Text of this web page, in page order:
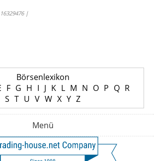
|
Börsenlexikon
F G H I J K L M N O P Q R
S T U V W X Y Z
Menü